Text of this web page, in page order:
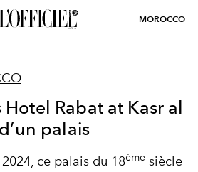
MOROCCO
Hotel Rabat at Kasr al
palais
ce palais du 18ème siècle